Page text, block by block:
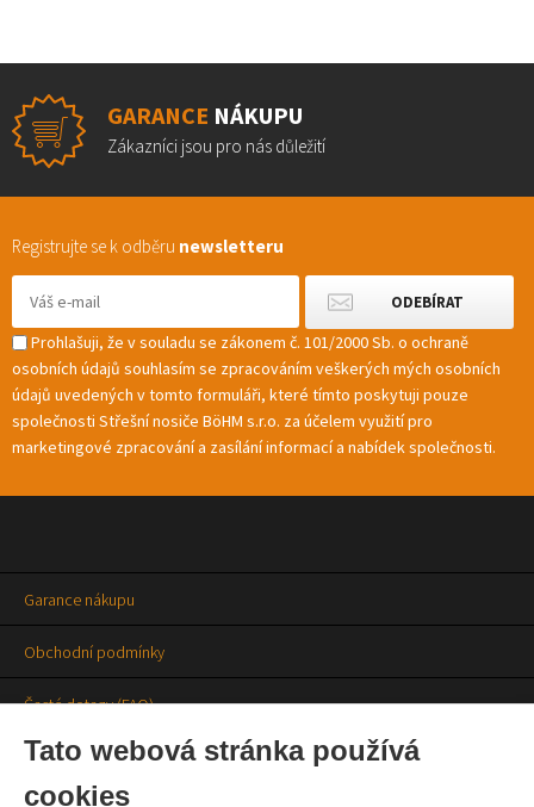
Tato webová stránka používá
cookies
GARANCE NÁKUPU
Zákazníci jsou pro nás důležití
Registrujte se k odběru newsletteru
Prohlašuji, že v souladu se zákonem č. 101/2000 Sb. o ochraně
osobních údajů souhlasím se zpracováním veškerých mých osobních
údajů uvedených v tomto formuláři, které tímto poskytuji pouze
společnosti Střešní nosiče BöHM s.r.o. za účelem využití pro
marketingové zpracování a zasílání informací a nabídek společnosti.
Garance nákupu
Obchodní podmínky
Časté dotazy (FAQ)
Prodejny